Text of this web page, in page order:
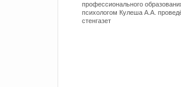
профессионального
психологом Кулеша А.А.
стенгазет